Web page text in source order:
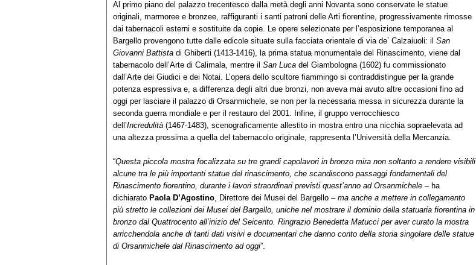
Al primo piano del palazzo trecentesco dalla metà degli anni Novanta sono conservate le statue
originali, marmoree e bronzee, raffiguranti i santi patroni delle Arti fiorentine, progressivamente rimosse
dai tabernacoli esterni e sostituite da copie. Le opere selezionate per l’esposizione temporanea al
Bargello provengono tutte dalle edicole situate sulla facciata orientale di via de’ Calzaiuoli: il San
Giovanni Battista di Ghiberti (1413-1416), la prima statua monumentale del Rinascimento, viene dal
tabernacolo dell’Arte di Calimala, mentre il San Luca del Giambologna (1602) fu commissionato
dall’Arte dei Giudici e dei Notai. L’opera dello scultore fiammingo si contraddistingue per la grande
potenza espressiva e, a differenza degli altri due bronzi, non aveva mai avuto altre occasioni fino ad
oggi per lasciare il palazzo di Orsanmichele, se non per la necessaria messa in sicurezza durante la
seconda guerra mondiale e per il restauro del 2001. Infine, il gruppo verrocchiesco
dell’Incredulità (1467-1483), scenograficamente allestito in mostra entro una nicchia sopraelevata ad
una altezza prossima a quella del tabernacolo originale, rappresenta l’Università della Mercanzia.
“Questa piccola mostra focalizzata su tre grandi capolavori in bronzo mira non soltanto a rendere visibili
alcune tra le più importanti statue del rinascimento, che scandiscono passaggi fondamentali del
Rinascimento fiorentino, durante i lavori straordinari previsti quest’anno ad Orsanmichele – ha
dichiarato Paola D’Agostino, Direttore dei Musei del Bargello – ma anche a mettere in collegamento
più stretto le collezioni dei Musei del Bargello, uniche nel mostrare il dominio della statuaria fiorentina in
bronzo dal Quattrocento all’inizio del Seicento. Ringrazio Benedetta Matucci per aver curato la mostra
arricchendola anche di tanti dati visivi e documentari che danno conto della storia singolare delle statue
di Orsanmichele dal Rinascimento ad oggi”.